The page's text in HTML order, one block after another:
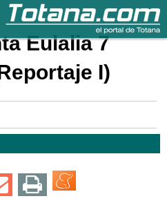
Eulalia 7
I)